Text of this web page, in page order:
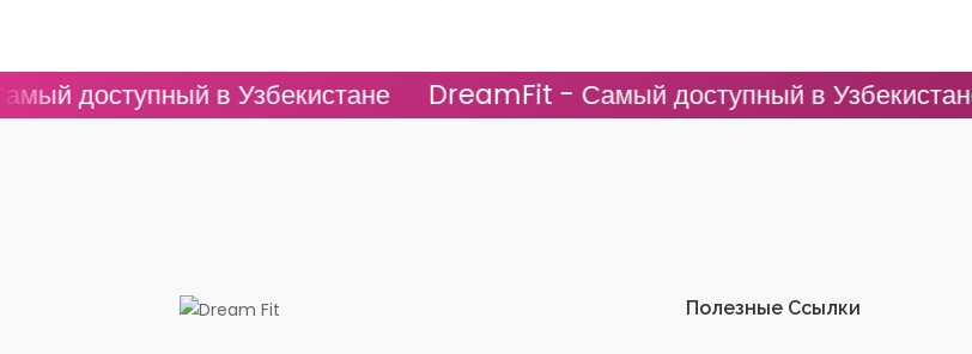
в Узбекистане DreamFit - Самый доступный в Узбекистане
Полезные Ссылки